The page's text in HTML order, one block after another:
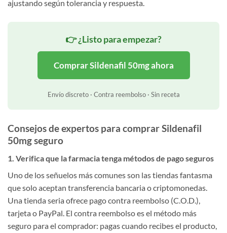
ajustando según tolerancia y respuesta.
👉 ¿Listo para empezar?
Comprar Sildenafil 50mg ahora
Envío discreto · Contra reembolso · Sin receta
Consejos de expertos para comprar Sildenafil
50mg seguro
1. Verifica que la farmacia tenga métodos de pago seguros
Uno de los señuelos más comunes son las tiendas fantasma
que solo aceptan transferencia bancaria o criptomonedas.
Una tienda seria ofrece pago contra reembolso (C.O.D.),
tarjeta o PayPal. El contra reembolso es el método más
seguro para el comprador: pagas cuando recibes el producto,